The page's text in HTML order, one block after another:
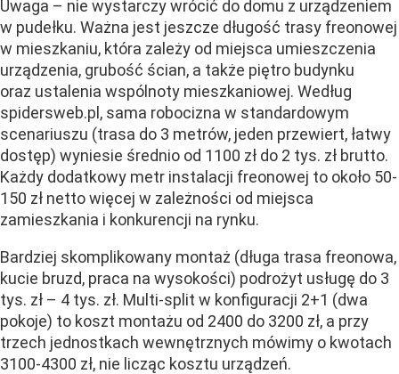
Uwaga – nie wystarczy wrócić do domu z urządzeniem
w pudełku. Ważna jest jeszcze długość trasy freonowej
w mieszkaniu, która zależy od miejsca umieszczenia
urządzenia, grubość ścian, a także piętro budynku
oraz ustalenia wspólnoty mieszkaniowej. Według
spidersweb.pl, sama robocizna w standardowym
scenariuszu (trasa do 3 metrów, jeden przewiert, łatwy
dostęp) wyniesie średnio od 1100 zł do 2 tys. zł brutto.
Każdy dodatkowy metr instalacji freonowej to około 50-
150 zł netto więcej w zależności od miejsca
zamieszkania i konkurencji na rynku.
Bardziej skomplikowany montaż (długa trasa freonowa,
kucie bruzd, praca na wysokości) podrożyt usługę do 3
tys. zł – 4 tys. zł. Multi-split w konfiguracji 2+1 (dwa
pokoje) to koszt montażu od 2400 do 3200 zł, a przy
trzech jednostkach wewnętrznych mówimy o kwotach
3100-4300 zł, nie licząc kosztu urządzeń.